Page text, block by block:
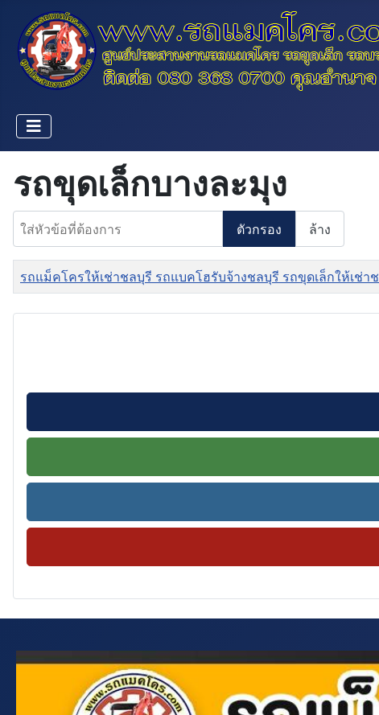
รถขุดเล็กบางละมุง
ใส่หัวข้อที่ต้องการ
ตัวกรอง ล้าง
ชื่อ
รถแม็คโครให้เช่าชลบุรี รถแบคโฮรับจ้างชลบุรี รถขุดเล็กให้เช่